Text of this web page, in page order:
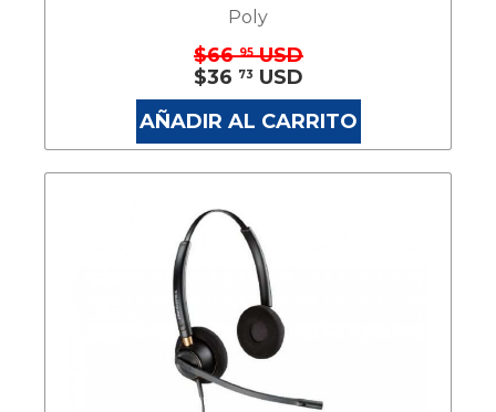
Poly
$6695USD
$36 73 USD
AÑADIR AL CARRITO